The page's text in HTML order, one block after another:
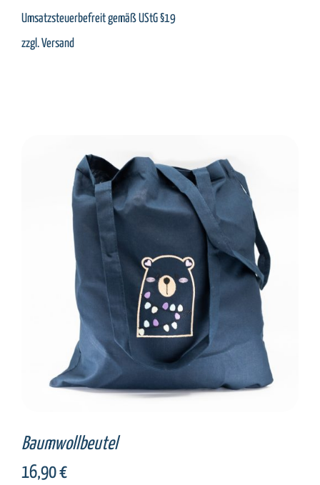
Umsatzsteuerbefreit gemäß UStG §19
zzgl.Versand
SELECT OPTIONS / DETAILS
Baumwollbeutel
16,90€